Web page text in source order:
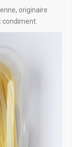
originaire
condiment.